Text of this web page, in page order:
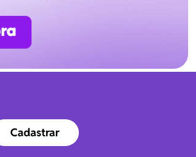
Cadastrar